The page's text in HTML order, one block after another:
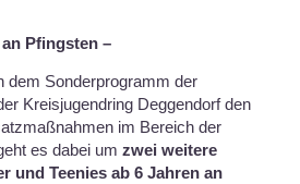
Pfingsten –
dem Sonderprogramm der
Kreisjugendring Deggendorf den
im Bereich der
es dabei um zwei weitere
und Teenies ab 6 Jahren an